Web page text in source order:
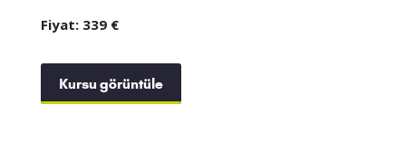
Fiyat: 339 €
Kursu görüntüle